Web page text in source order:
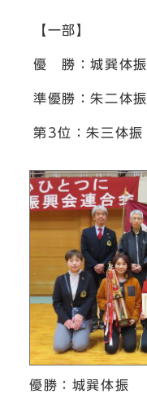
【一部】
優 勝：城巽体振
準優勝：朱二体振
第3位：朱三体振
優勝：城巽体振